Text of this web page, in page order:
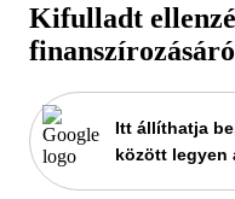
Kifulladt
Itt állíthatja
között legyen